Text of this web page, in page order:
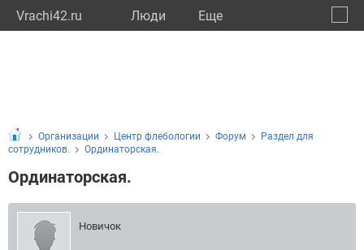
Vrachi42.ru Люди Eще
Организации Центр флебологии Форум
Раздел для
сотрудников.
Ординаторская.
Ординаторская.
Новичок